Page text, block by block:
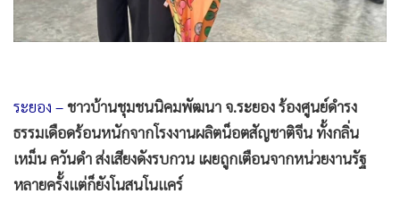
• กีฬา
• ต่างประเทศ
• เศรษฐกิจ-ธุรกิจ
• จีน
• ชุมชน-คุณภาพชีวิต
• อาชญากรรม
ระยอง – ชาวบ้านชุมชนนิคมพัฒนา จ.ระยอง ร้องศูนย์ดำรง
ธรรมเดือดร้อนหนักจากโรงงานผลิตน็อตสัญชาติจีน ทั้งกลิ่น
เหม็น ควันดำ ส่งเสียงดังรบกวน เผยถูกเตือนจากหน่วยงานรัฐ
หลายครั้งแต่ก็ยังโนสนโนแคร์